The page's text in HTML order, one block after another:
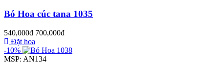
Bó Hoa cúc tana 1035
540,000đ 700,000đ
Đặt hoa
-10%
MSP: AN134